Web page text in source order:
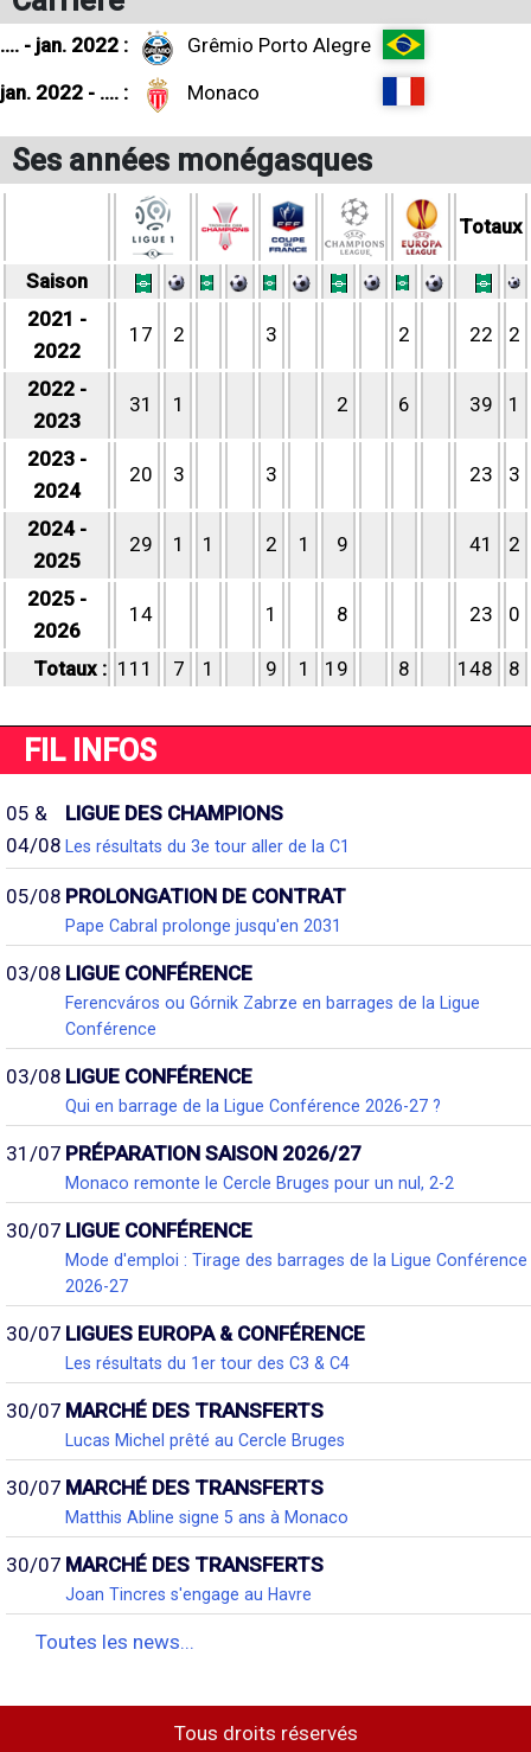
.... - jan. 2022 :
Grêmio Porto Alegre
jan. 2022 - .... :
Monaco
Ses années monégasques
Totaux
Saison
2021 -
2022
17 2 3 2 22 2
2022 -
2023
31 1 2 6 39 1
2023 -
2024
20 3 3 23 3
2024 -
2025
29 1 1 2 1 9 41 2
2025 -
2026
14 1 8 23 0
Totaux : 111 7 1 9 1 19 8 148 8
FIL INFOS
05 &
04/08
LIGUE DES CHAMPIONS
Les résultats du 3e tour aller de la C1
05/08 PROLONGATION DE CONTRAT
Pape Cabral prolonge jusqu'en 2031
03/08 LIGUE CONFÉRENCE
Ferencváros ou Górnik Zabrze en barrages de la Ligue
Conférence
03/08 LIGUE CONFÉRENCE
Qui en barrage de la Ligue Conférence 2026-27 ?
31/07 PRÉPARATION SAISON 2026/27
Monaco remonte le Cercle Bruges pour un nul, 2-2
30/07 LIGUE CONFÉRENCE
Mode d'emploi : Tirage des barrages de la Ligue Conférence
2026-27
30/07 LIGUES EUROPA & CONFÉRENCE
Les résultats du 1er tour des C3 & C4
30/07 MARCHÉ DES TRANSFERTS
Lucas Michel prêté au Cercle Bruges
30/07 MARCHÉ DES TRANSFERTS
Matthis Abline signe 5 ans à Monaco
30/07 MARCHÉ DES TRANSFERTS
Joan Tincres s'engage au Havre
Toutes les news...
Tous droits réservés